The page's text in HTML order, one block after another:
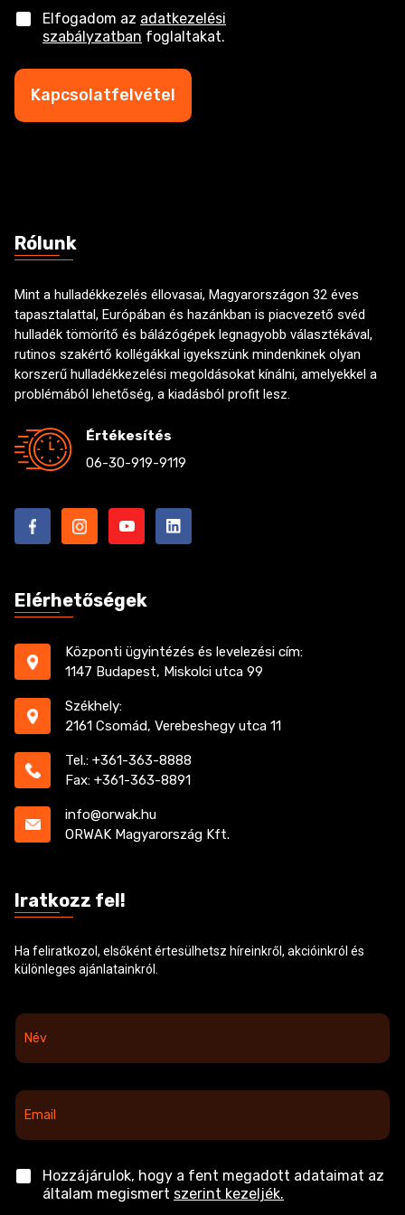
f
o
z
m
C
c
o
Elfogadom az adatkezelési
szabályzatban foglaltakat.
Kapcsolatfelvétel
Rólunk
Mint a hulladékkezelés éllovasai, Magyarországon 32 éves
tapasztalattal, Európában és hazánkban is piacvezető svéd
hulladék tömörítő és bálázógépek legnagyobb választékával,
rutinos szakértő kollégákkal igyekszünk mindenkinek olyan
korszerű hulladékkezelési megoldásokat kínálni, amelyekkel a
problémából lehetőség, a kiadásból profit lesz.
Értékesítés
06-30-919-9119
Elérhetőségek
Központi ügyintézés és levelezési cím:
1147 Budapest, Miskolci utca 99
Székhely:
2161 Csomád, Verebeshegy utca 11
Tel.: +361-363-8888
Fax: +361-363-8891
info@orwak.hu
ORWAK Magyarország Kft.
Iratkozz fel!
Ha feliratkozol, elsőként értesülhetsz híreinkről, akcióinkról és
különleges ajánlatainkról.
N
v
E
m
a
l
*
C
Hozzájárulok, hogy a fent megadott adataimat az
általam megismert szerint kezeljék.